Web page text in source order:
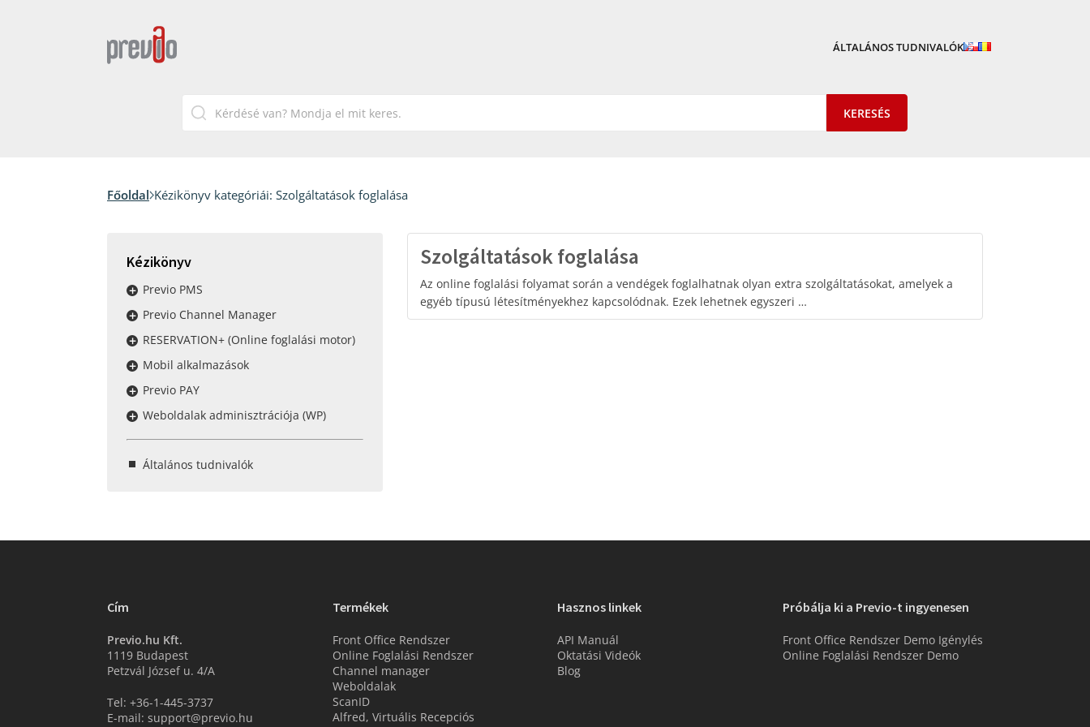
ÁLTALÁNOS TUDNIVALÓK
Főoldal Kézikönyv kategóriái: Szolgáltatások foglalása
Kézikönyv
Previo PMS
Previo Channel Manager
RESERVATION+ (Online foglalási motor)
Mobil alkalmazások
Previo PAY
Weboldalak adminisztrációja (WP)
Általános tudnivalók
Szolgáltatások foglalása
Az online foglalási folyamat során a vendégek foglalhatnak olyan extra szolgáltatásokat, amelyek a
egyéb típusú létesítményekhez kapcsolódnak. Ezek lehetnek egyszeri …
Cím
Previo.hu Kft.
1119 Budapest
Petzvál József u. 4/A
Tel: +36-1-445-3737
E-mail: support@previo.hu
Termékek
Front Office Rendszer
Online Foglalási Rendszer
Channel manager
Weboldalak
ScanID
Alfred, Virtuális Recepciós
Hasznos linkek
API Manuál
Oktatási Videók
Blog
Próbálja ki a Previo-t ingyenesen
Front Office Rendszer Demo Igénylés
Online Foglalási Rendszer Demo